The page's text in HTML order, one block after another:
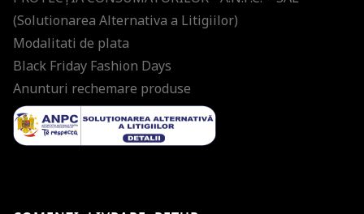
(Solutionarea Alternativa a Litigiilor)
Modalitati de plata
Black Friday Fashion Days
Anunturi rechemare produse